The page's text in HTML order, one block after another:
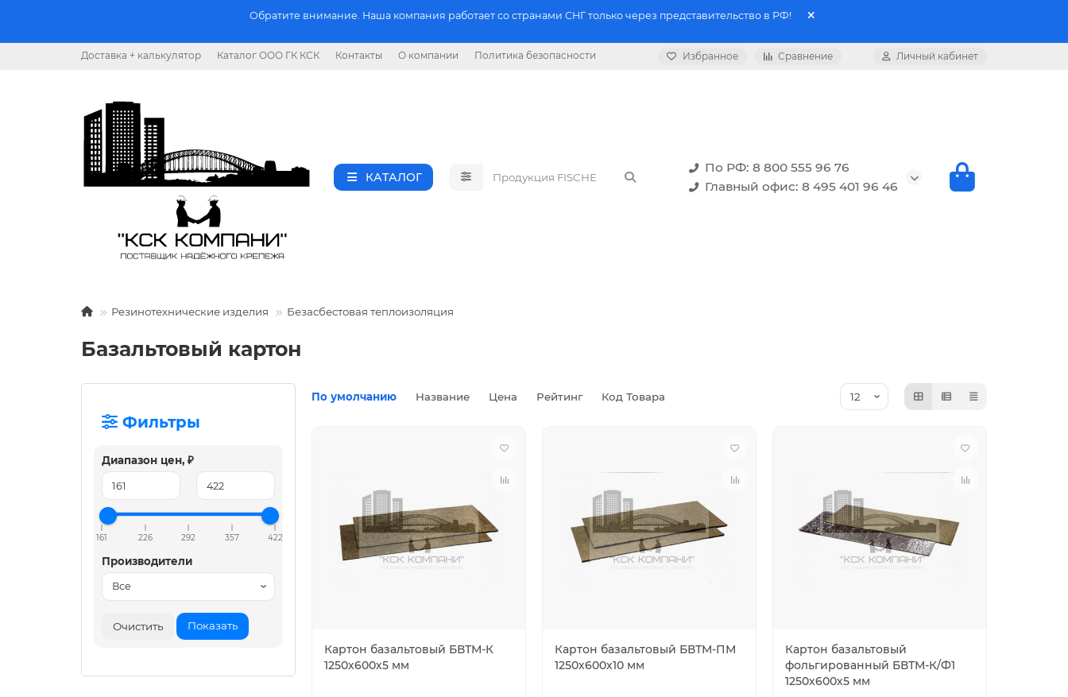
Обратите внимание. Наша компания работает со странами СНГ только через представительство в РФ!
Доставка + калькулятор Каталог ООО ГК КСК Контакты О компании Политика безопасности Избранное Сравнение Личный кабинет
КАТАЛОГ
По РФ: 8 800 555 96 76
Главный офис: 8 495 401 96 46
Резинотехнические изделия Безасбестовая теплоизоляция
Базальтовый картон
Фильтры
Диапазон цен, ₽
161 226 292 357 422
Производители
Очистить Показать
По умолчанию Название Цена Рейтинг Код Товара
Картон базальтовый БВТМ-К
1250х600х5 мм
Картон базальтовый БВТМ-ПМ
1250х600х10 мм
Картон базальтовый
фольгированный БВТМ-К/Ф1
1250х600х5 мм